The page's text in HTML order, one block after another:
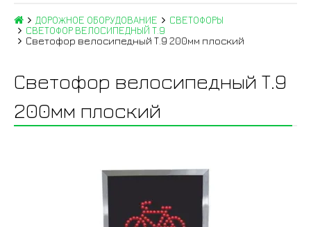
ДОРОЖНОЕ ОБОРУДОВАНИЕ
СВЕТОФОРЫ
СВЕТОФОР ВЕЛОСИПЕДНЫЙ Т.9
Светофор велосипедный Т.9 200мм плоский
Светофор велосипедный Т.9
200мм плоский